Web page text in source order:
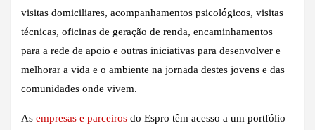
visitas domiciliares, acompanhamentos psicológicos, visitas
técnicas, oficinas de geração de renda, encaminhamentos
para a rede de apoio e outras iniciativas para desenvolver e
melhorar a vida e o ambiente na jornada destes jovens e das
comunidades onde vivem.
As empresas e parceiros do Espro têm acesso a um portfólio